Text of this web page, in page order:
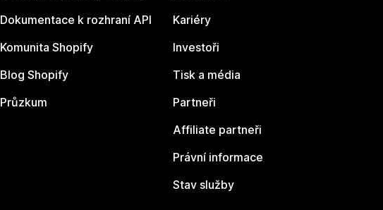
Dokumentace k rozhraní API
Komunita Shopify
Blog Shopify
Průzkum
Kariéry
Investoři
Tisk a média
Partneři
Affiliate partneři
Právní informace
Stav služby